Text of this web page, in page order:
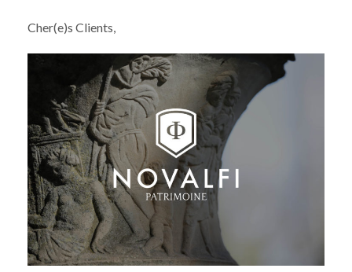
Cher(e)s Clients,